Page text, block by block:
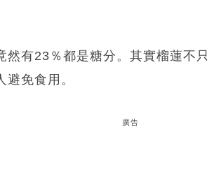
然有23％都是糖分。其實榴蓮不
免食用。
廣告